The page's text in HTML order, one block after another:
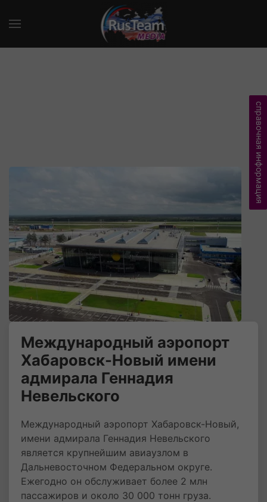
Международный аэропорт
Хабаровск-Новый имени
адмирала Геннадия
Невельского
Международный аэропорт Хабаровск-Новый,
имени адмирала Геннадия Невельского
является крупнейшим авиаузлом в
Дальневосточном Федеральном округе.
Ежегодно он обслуживает более 2 млн
пассажиров и около 30 000 тонн груза.
справочная информация